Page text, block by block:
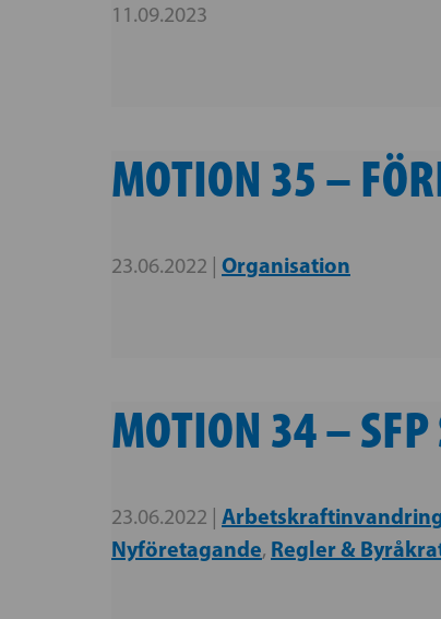
11.09.2023
MOTION 35 –
23.06.2022 | Organisation
MOTION 34 – SFP
23.06.2022 |
Nyföretagande, Regler &